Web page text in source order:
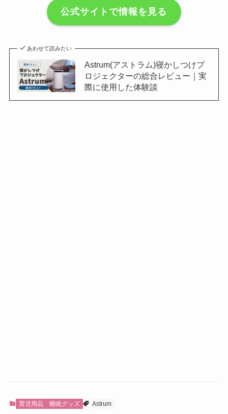
公式サイトで情報を見る
あわせて読みたい
Astrum(アストラム)寝かしつけプ
ロジェクターの総合レビュー｜実
際に使用した体験談
育児用品 睡眠グッズ Astrum